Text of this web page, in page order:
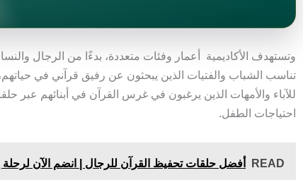
وتستهدف الأكاديمية أعمار وفئات متعددة، بدءًا من الرجال
تناسب الشباب والفتيات الذين يبحثون عن رفيق قرآني في
للآباء والأمهات الذين يرغبون في غرس القرآن في أبنائهم عبر
احتياجات الطفل.
READ أفضل حلقات تحفيظ القرآن للرجال | انضم الآن لرحلة